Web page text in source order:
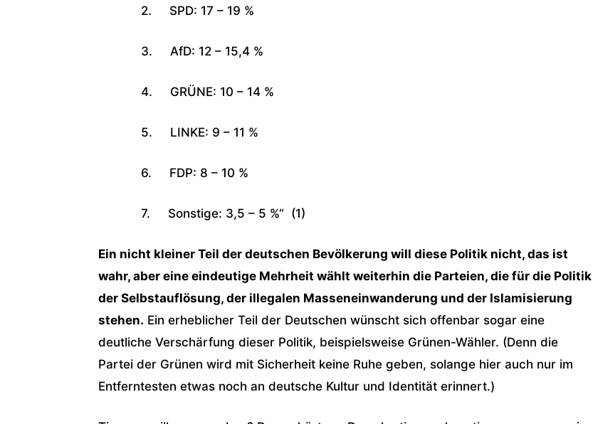
2. SPD: 17 – 19 %
3. AfD: 12 – 15,4 %
4. GRÜNE: 10 – 14 %
5. LINKE: 9 – 11 %
6. FDP: 8 – 10 %
7. Sonstige: 3,5 – 5 %“ (1)
Ein nicht kleiner Teil der deutschen Bevölkerung will diese Politik nicht, das ist
wahr, aber eine eindeutige Mehrheit wählt weiterhin die Parteien, die für die Politik
der Selbstauflösung, der illegalen Masseneinwanderung und der Islamisierung
stehen. Ein erheblicher Teil der Deutschen wünscht sich offenbar sogar eine
deutliche Verschärfung dieser Politik, beispielsweise Grünen-Wähler. (Denn die
Partei der Grünen wird mit Sicherheit keine Ruhe geben, solange hier auch nur im
Entferntesten etwas noch an deutsche Kultur und Identität erinnert.)